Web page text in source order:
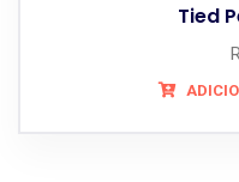
Tied